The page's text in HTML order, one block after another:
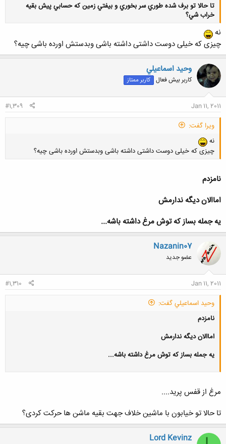
تا حالا تو برف شده طوري سر بخوري و بيفتي زمين كه حسابي پيش بقيه
خراب شي؟
کلیک کنید تا باز شود...
نه
چیزی که خیلی دوست داشتی داشته باشی وبدستش اورده باشی چیه؟
وحيد اسماعيلي
کاربر بیش فعال کاربر ممتاز
Jan 11, 2011
#1,309
ویرا گفت:
نه
چیزی که خیلی دوست داشتی داشته باشی وبدستش اورده باشی چیه؟
نامزدم
اماالان ديگه ندارمش
يه جمله بساز كه توش مرغ داشته باشه...
Nazanin07
عضو جدید
Jan 11, 2011
#1,310
وحيد اسماعيلي گفت:
نامزدم
اماالان ديگه ندارمش
يه جمله بساز كه توش مرغ داشته باشه...
مرغ از قفس پرید....
تا حالا تو خیابون با ماشین خلاف جهت بقیه ماشن ها حرکت کردی؟
Lord Kevinz